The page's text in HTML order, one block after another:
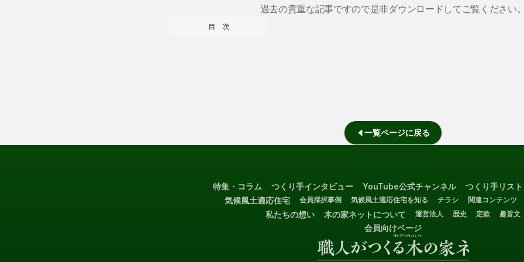
過去の貴重な記事ですので是非ダウンロードしてご覧ください。
目次
一覧ページに戻る
特集・コラム つくり手インタビュー YouTube公式チャンネル つくり手リスト
気候風土適応住宅
会員採択事例 気候風土適応住宅を知る チラシ 関連コンテンツ
私たちの想い 木の家ネットについて 運営法人 歴史 定款 趣旨文
会員向けページ